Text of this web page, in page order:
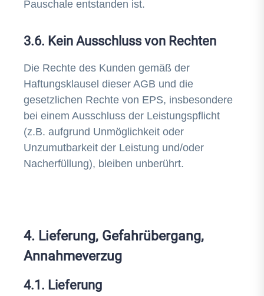
Pauschale entstanden ist.
3.6. Kein Ausschluss von Rechten
Die Rechte des Kunden gemäß der
Haftungsklausel dieser AGB und die
gesetzlichen Rechte von EPS, insbesondere
bei einem Ausschluss der Leistungspflicht
(z.B. aufgrund Unmöglichkeit oder
Unzumutbarkeit der Leistung und/oder
Nacherfüllung), bleiben unberührt.
4. Lieferung, Gefahrübergang,
Annahmeverzug
4.1. Lieferung